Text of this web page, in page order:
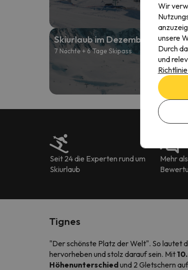
Skiurlaub im Dezember
7 Nächte + 6 Tage Skipass
Seit 24 die Experten rund um
Skiurlaub
Mehr
Tignes
"Der schönste Platz der Welt". So lautet
hervorheben und stolz darauf sein. Mit
Höhenunterschiedund 2 Gletschern
Wir
unsere
Durch
und